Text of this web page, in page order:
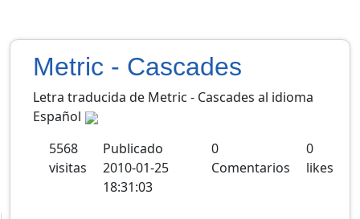
Metric - Cascades
Letra traducida de Metric - Cascades al idioma
Español
5568
visitas
Publicado
2010-01-25
18:31:03
0
Comentarios
0
likes